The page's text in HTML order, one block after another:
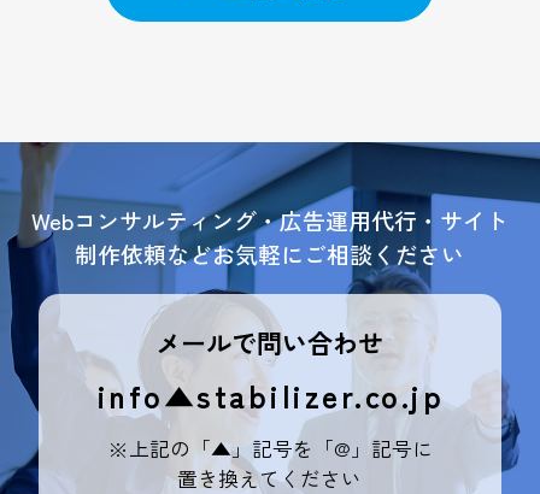
Webコンサルティング・広告運用代行・サイト
制作依頼などお気軽にご相談ください
メールで問い合わせ
info▲stabilizer.co.jp
※上記の「▲」記号を「@」記号に
置き換えてください